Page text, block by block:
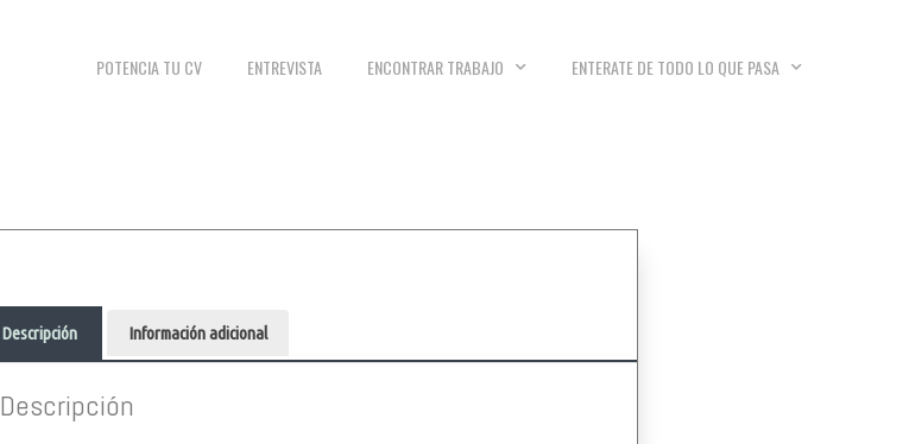
POTENCIA TU CV ENTREVISTA ENCONTRAR TRABAJO ENTERATE DE TODO LO QUE PASA
Descripción Información adicional
Descripción